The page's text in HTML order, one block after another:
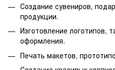
Создание сувениров,
продукции.
Изготовление логотипов,
оформления.
Печать макетов,